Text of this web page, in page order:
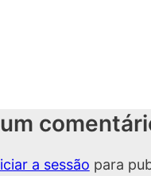
a sessão para